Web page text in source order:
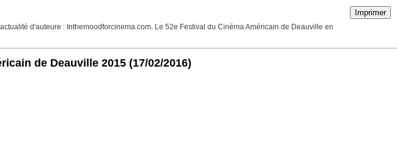
Imprimer
d'auteure : Inthemoodforcinema.com. Le 52e Festival du Cinéma Américain de Deauville en
de Deauville 2015 (17/02/2016)